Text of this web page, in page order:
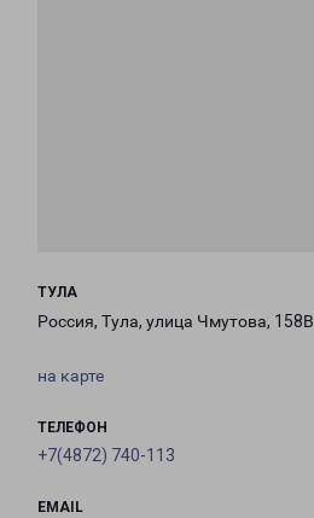
ТУЛА
Россия, Тула, улица Чмутова, 158В
на карте
ТЕЛЕФОН
+7(4872) 740-113
EMAIL